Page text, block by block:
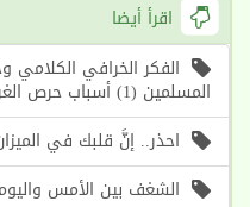
اقرأ أيضا
الفكر الخرافي الكلامي
المسلمين (1) أسباب حرص الغرب على إحياء هذا الفكر (1)
احذر.. إنَّ قلبك في
الشغف بين الأمس